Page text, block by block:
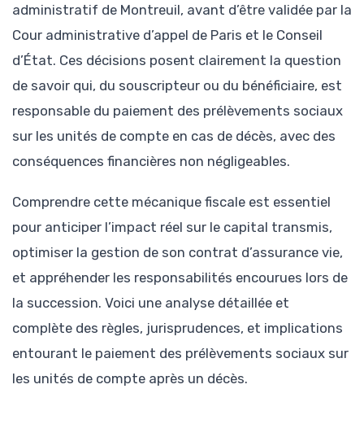
administratif de Montreuil, avant d’être validée par la
Cour administrative d’appel de Paris et le Conseil
d’État. Ces décisions posent clairement la question
de savoir qui, du souscripteur ou du bénéficiaire, est
responsable du paiement des prélèvements sociaux
sur les unités de compte en cas de décès, avec des
conséquences financières non négligeables.
Comprendre cette mécanique fiscale est essentiel
pour anticiper l’impact réel sur le capital transmis,
optimiser la gestion de son contrat d’assurance vie,
et appréhender les responsabilités encourues lors de
la succession. Voici une analyse détaillée et
complète des règles, jurisprudences, et implications
entourant le paiement des prélèvements sociaux sur
les unités de compte après un décès.